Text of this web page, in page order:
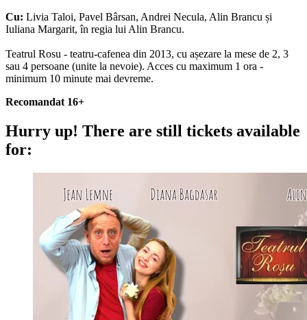
Cu: Livia Taloi, Pavel Bârsan, Andrei Necula, Alin Brancu și
Iuliana Margarit, în regia lui Alin Brancu.
Teatrul Rosu - teatru-cafenea din 2013, cu așezare la mese de 2, 3
sau 4 persoane (unite la nevoie). Acces cu maximum 1 ora -
minimum 10 minute mai devreme.
Recomandat 16+
Hurry up! There are still tickets available
for: